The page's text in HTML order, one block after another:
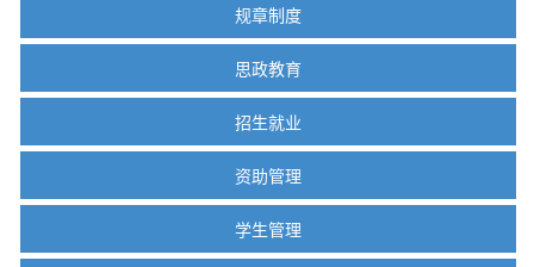
规章制度
思政教育
招生就业
资助管理
学生管理